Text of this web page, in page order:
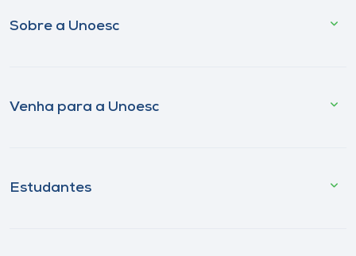
Sobre a Unoesc
Venha para a Unoesc
Estudantes